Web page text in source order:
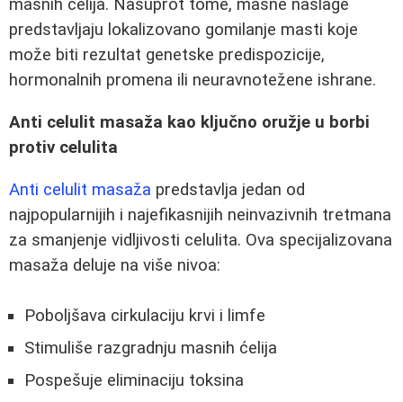
masnih ćelija. Nasuprot tome, masne naslage
predstavljaju lokalizovano gomilanje masti koje
može biti rezultat genetske predispozicije,
hormonalnih promena ili neuravnotežene ishrane.
Anti celulit masaža kao ključno oružje u borbi
protiv celulita
Anti celulit masaža predstavlja jedan od
najpopularnijih i najefikasnijih neinvazivnih tretmana
za smanjenje vidljivosti celulita. Ova specijalizovana
masaža deluje na više nivoa:
Poboljšava cirkulaciju krvi i limfe
Stimuliše razgradnju masnih ćelija
Pospešuje eliminaciju toksina